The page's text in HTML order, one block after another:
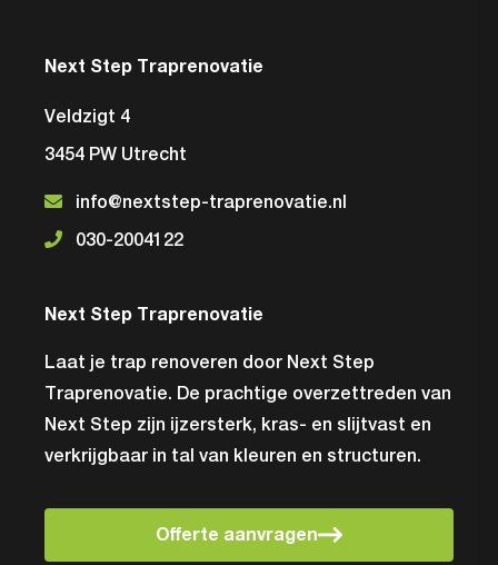
Next Step Traprenovatie
Veldzigt 4
3454 PW Utrecht
info@nextstep-traprenovatie.nl
030-2004122
Next Step Traprenovatie
Laat je trap renoveren door Next Step
Traprenovatie. De prachtige overzettreden van
Next Step zijn ijzersterk, kras- en slijtvast en
verkrijgbaar in tal van kleuren en structuren.
Offerte aanvragen